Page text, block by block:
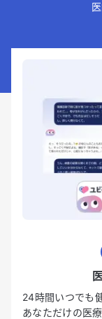
24時間いつでも
あなただけの医